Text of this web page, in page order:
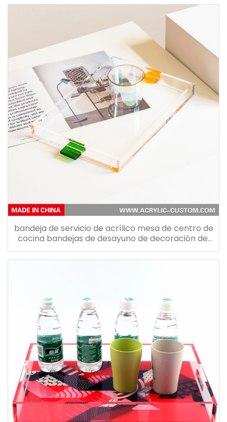
bandeja de servicio de acrílico mesa de centro de
cocina bandejas de desayuno de decoración del
hogar